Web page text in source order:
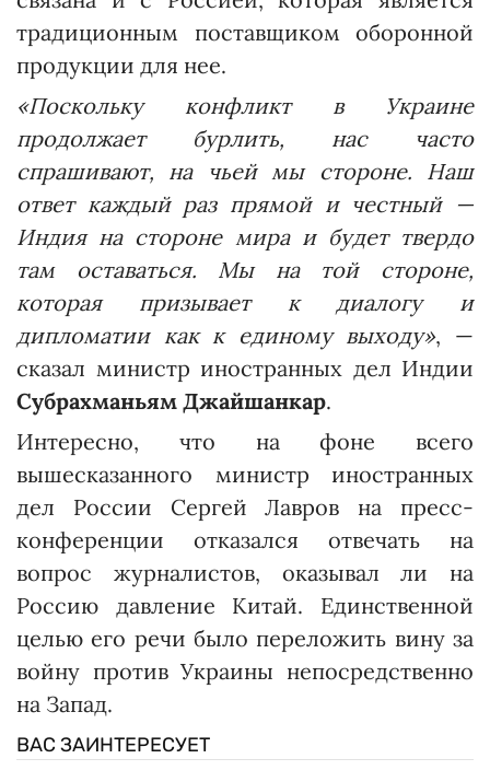
традиционным поставщиком оборонной
продукции для нее.
«Поскольку конфликт в Украине
продолжает бурлить, нас часто
спрашивают, на чьей мы стороне. Наш
ответ каждый раз прямой и честный —
Индия на стороне мира и будет твердо
там оставаться. Мы на той стороне,
которая призывает к диалогу и
дипломатии как к единому выходу», —
сказал министр иностранных дел Индии
Субрахманьям Джайшанкар.
Интересно, что на фоне всего
вышесказанного министр иностранных
дел России Сергей Лавров на пресс-
конференции отказался отвечать на
вопрос журналистов, оказывал ли на
Россию давление Китай. Единственной
целью его речи было переложить вину за
войну против Украины непосредственно
на Запад.
ВАС ЗАИНТЕРЕСУЕТ